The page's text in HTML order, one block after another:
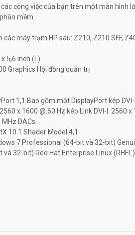
công việc của bạn trên một màn hình
mềm
máy trạm HP sau: Z210, Z210 SFF,
5,6 inch (L)
Graphics Hội đồng quản trị
1,1 Bao gồm một DisplayPort kép
x 1600 @ 60 Hz kép Link DVI-I: 2560
DACs.
10.1 Shader Model 4,1
7 Professional (64-bit và 32-bit)
và 32-bit) Red Hat Enterprise Linux